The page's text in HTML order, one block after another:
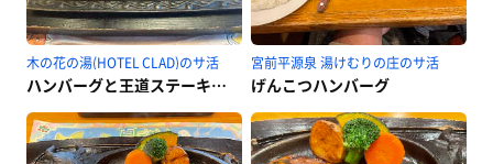
木の花の湯(HOTEL CLAD)のサ活
ハンバーグと王道ステーキセット
宮前平源泉 湯けむりの庄のサ活
げんこつハンバーグ